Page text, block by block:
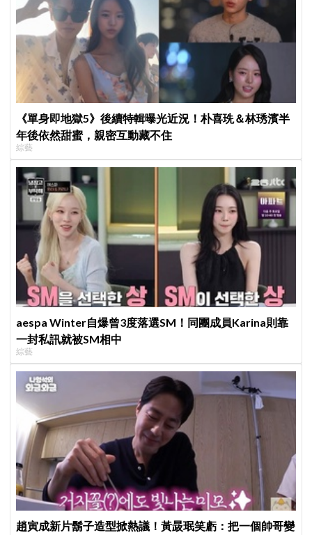
《單身即地獄5》後續特輯曝光近況！朴喜珗＆林琇濱半
年後依然甜蜜，親密互動藏不住
綜藝
aespa Winter自爆曾3度落選SM！同團成員Karina則靠
一封私訊就被SM相中
綜藝
趙寅成新片鬍子造型掀熱議！黃晸珉笑虧：把一個帥哥變